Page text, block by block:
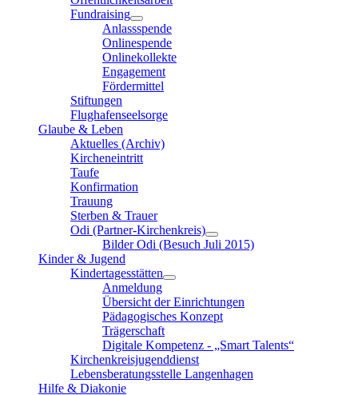
Fundraising
Anlassspende
Onlinespende
Onlinekollekte
Engagement
Fördermittel
Stiftungen
Flughafenseelsorge
Glaube & Leben
Aktuelles (Archiv)
Kircheneintritt
Taufe
Konfirmation
Trauung
Sterben & Trauer
Odi (Partner-Kirchenkreis)
Bilder Odi (Besuch Juli 2015)
Kinder & Jugend
Kindertagesstätten
Anmeldung
Übersicht der Einrichtungen
Pädagogisches Konzept
Trägerschaft
Digitale Kompetenz - „Smart Talents“
Kirchenkreisjugenddienst
Lebensberatungsstelle Langenhagen
Hilfe & Diakonie